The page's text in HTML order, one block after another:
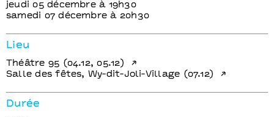
© Jean-Louis Fernandez
jeudi 05 décembre à 19h30
samedi 07 décembre à 20h30
Lieu
Théâtre 95 (04.12, 05.12)
Salle des fêtes, Wy-dit-Joli-Village (07.12)
Durée